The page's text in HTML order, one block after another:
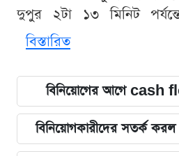
দুপুর ২টা ১৩ মিনিট
বিস্তারিত
বিনিয়োগের আগে cash
বিনিয়োগকারীদের সতর্ক